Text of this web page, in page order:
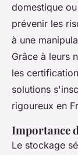
domestique
prévenir les
à une
Grâce à leurs
les
solutions
rigoureux en
Importance
Le stockage